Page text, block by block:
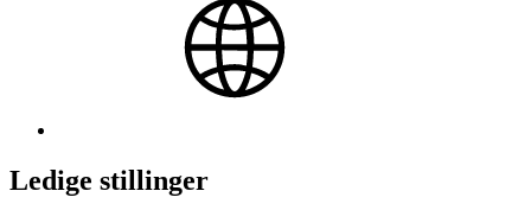
Ledige stillinger